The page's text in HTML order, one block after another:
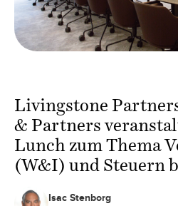
Livingstone
& Partners
Lunch zum Thema
(W&I) und Steuern
Isac Stenborg